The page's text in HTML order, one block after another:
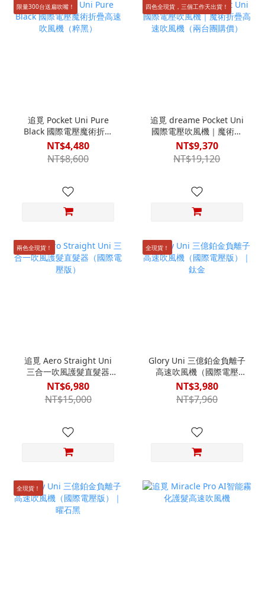
限量300台送扁吹嘴！
追覓 Pocket Uni Pure
Black 國際電壓魔術折疊
高速吹風機（粹黑）
NT$4,480
NT$8,600
四色全現貨，三個工作天出貨！
追覓 dreame Pocket Uni
國際電壓吹風機｜魔術折
疊高速吹風機（兩台團購
價）
NT$9,370
NT$19,120
兩色全現貨！
追覓 Aero Straight Uni
三合一吹風護髮直髮器
（國際電壓版）
NT$6,980
NT$15,000
全現貨！
Glory Uni 三億鉑金負離子
高速吹風機（國際電壓
版）｜鈦金
NT$3,980
NT$7,960
全現貨！